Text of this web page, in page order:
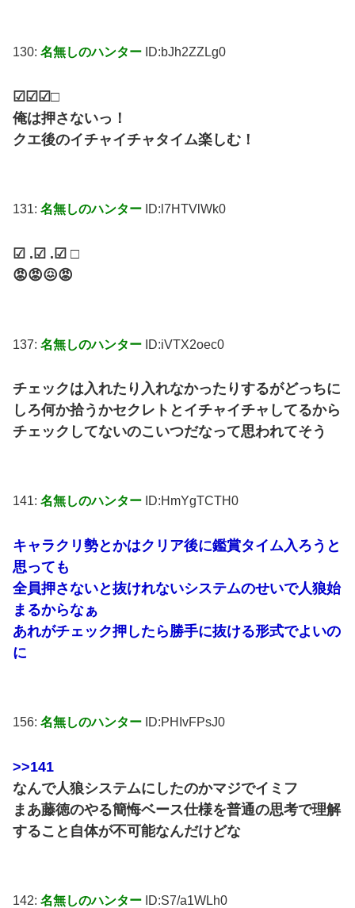
130: 名無しのハンター ID:bJh2ZZLg0
☑☑☑□
俺は押さないっ！
クエ後のイチャイチャタイム楽しむ！
131: 名無しのハンター ID:l7HTVlWk0
☑ .☑ .☑ □
😡😡😖😡
137: 名無しのハンター ID:iVTX2oec0
チェックは入れたり入れなかったりするがどっちに
しろ何か拾うかセクレトとイチャイチャしてるから
チェックしてないのこいつだなって思われてそう
141: 名無しのハンター ID:HmYgTCTH0
キャラクリ勢とかはクリア後に鑑賞タイム入ろうと
思っても
全員押さないと抜けれないシステムのせいで人狼始
まるからなぁ
あれがチェック押したら勝手に抜ける形式でよいの
に
156: 名無しのハンター ID:PHIvFPsJ0
>>141
なんで人狼システムにしたのかマジでイミフ
まあ藤徳のやる簡悔ベース仕様を普通の思考で理解
すること自体が不可能なんだけどな
142: 名無しのハンター ID:S7/a1WLh0